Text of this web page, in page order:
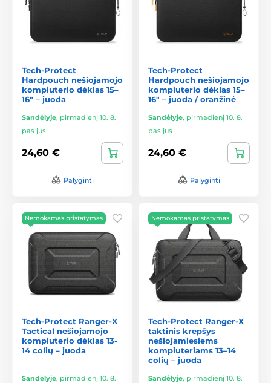
Tech-Protect
Hardpouch nešiojamojo
kompiuterio dėklas 15–
16" – juoda
Sandėlyje, pirmadienį 10. 8.
pas jus
24,60 €
Palyginti
Tech-Protect
Hardpouch nešiojamojo
kompiuterio dėklas 15–
16" – juoda / oranžinė
Sandėlyje, pirmadienį 10. 8.
pas jus
24,60 €
Palyginti
Nemokamas pristatymas
Tech-Protect Ranger-X
Tactical nešiojamojo
kompiuterio dėklas 13-
14 colių – juoda
Sandėlyje, pirmadienį 10. 8.
Nemokamas pristatymas
Tech-Protect Ranger-X
taktinis krepšys
nešiojamiesiems
kompiuteriams 13–14
colių – juoda
Sandėlyje, pirmadienį 10. 8.